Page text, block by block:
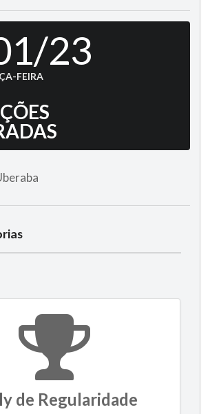
23
FEIRA
de Regularidade